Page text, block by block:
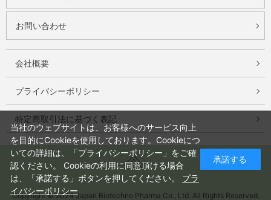
お問い合わせ
会社概要
プライバシーポリシー
特定商取引法に基づく表記
Copyright © 2024 Japan Biotechno Pharma Co., Ltd. All Rights Reserved.
当社のウェブサイトは、お客様へのサービス向上
を目的にCookieを使用しております。Cookieにつ
いての詳細は、「プライバシーポリシー」をご確
認ください。 Cookieの利用に同意頂ける場合
は、「承諾する」ボタンを押してください。 プラ
イバシーポリシー
承諾する